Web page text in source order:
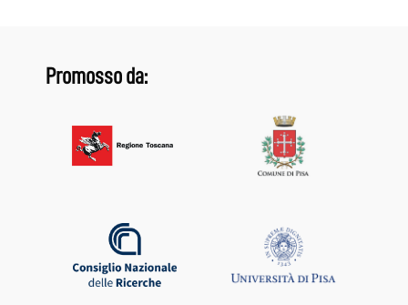
Promosso da: